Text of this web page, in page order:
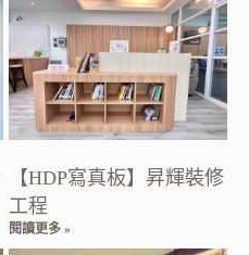
【HDP寫真板】昇輝裝修
工程
閱讀更多 »